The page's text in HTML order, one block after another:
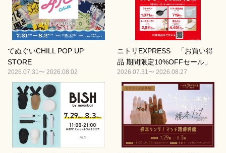
てぬぐいCHILL POP UP
STORE
2026.07.31〜 2026.08.02
ニトリEXPRESS 「お買い得
品 期間限定10%OFFセール」
2026.07.31〜 2026.08.27